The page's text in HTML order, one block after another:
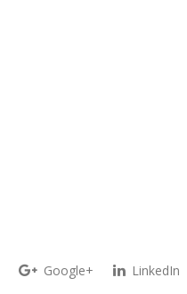
Google+ LinkedIn